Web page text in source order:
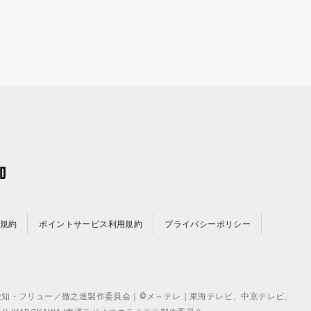
約 ポイントサービス利用規約 プライバシーポリシー
フリュー／徹之進製作委員会｜©メ～テレ｜東海テレビ、中京テレビ、